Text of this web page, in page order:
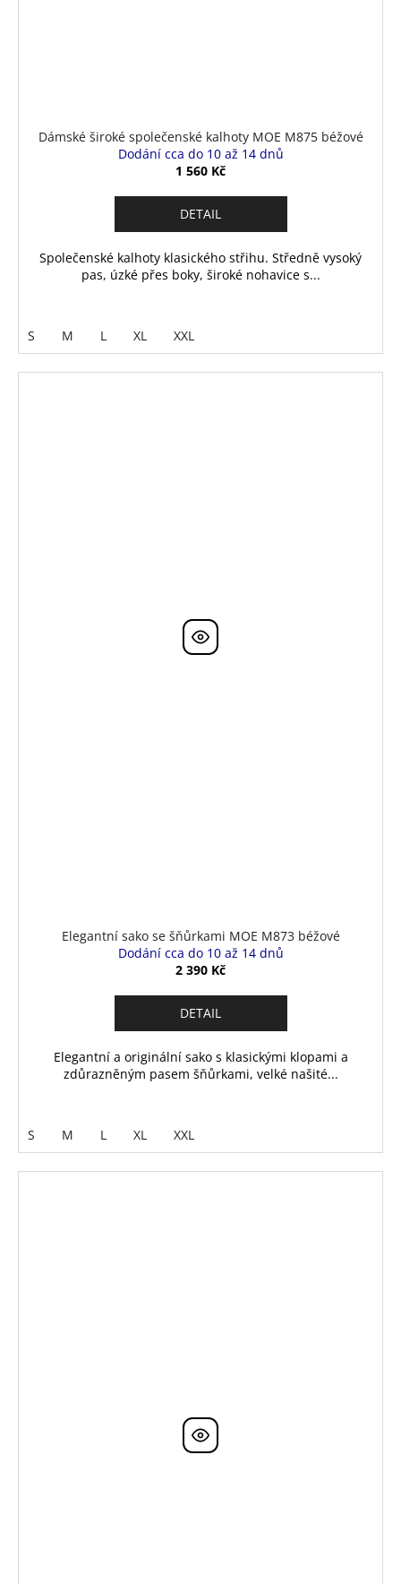
Dámské široké společenské kalhoty MOE M875 béžové
Dodání cca do 10 až 14 dnů
1 560 Kč
DETAIL
Společenské kalhoty klasického střihu. Středně vysoký
pas, úzké přes boky, široké nohavice s...
S M L XL XXL
Elegantní sako se šňůrkami MOE M873 béžové
Dodání cca do 10 až 14 dnů
2 390 Kč
DETAIL
Elegantní a originální sako s klasickými klopami a
zdůrazněným pasem šňůrkami, velké našité...
S M L XL XXL